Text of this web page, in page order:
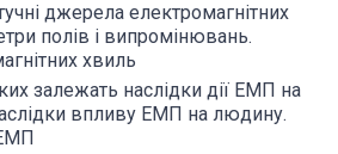
джерела електромагнітних
полів і випромінювань.
хвиль
залежать наслідки дії ЕМП на
впливу ЕМП на людину.